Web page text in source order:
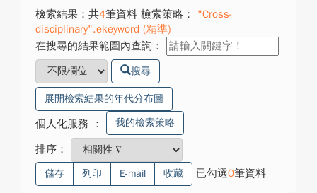
檢索結果：共4筆資料 檢索策略：
"Cross-
disciplinary".ekeyword (精準)
在搜尋的結果範圍內查詢：
搜尋
展開檢索結果的年代分布圖
個人化服務 ： 我的檢索策略
排序：
儲存 列印 E-mail 收藏 已勾選0筆資料